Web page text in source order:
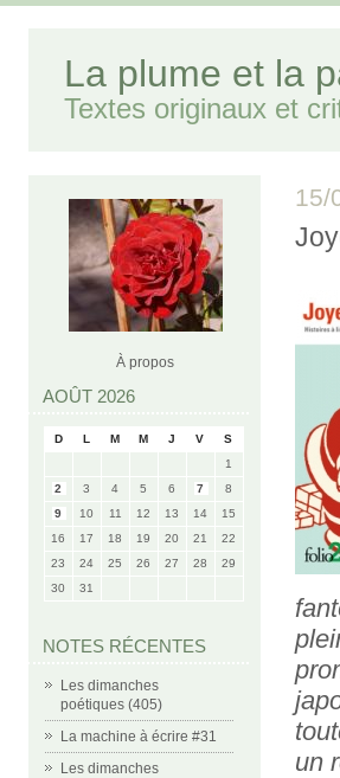
La plume et la
Textes originaux et
À propos
AOÛT 2026
D L M M J V
S
1
2
3 4 5 6 7
8
9
10 11 12 13 14
15
16
17 18 19 20 21
22
23
24 25 26 27 28
29
30
31
NOTES RÉCENTES
Les dimanches
poétiques (405)
La machine à écrire #31
Les dimanches
15/
un